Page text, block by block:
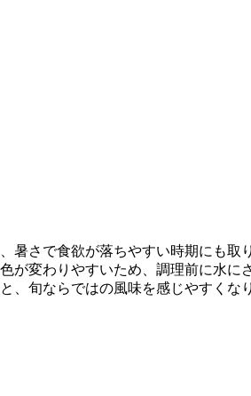
暑さで食欲が落ちやすい時期にも取
が変わりやすいため、調理前に水に
旬ならではの風味を感じやすくな